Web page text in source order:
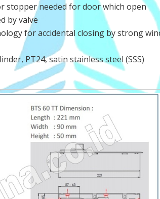
stopper needed for door which open
by valve
for accidental closing by strong
PT24, satin stainless steel (SSS)